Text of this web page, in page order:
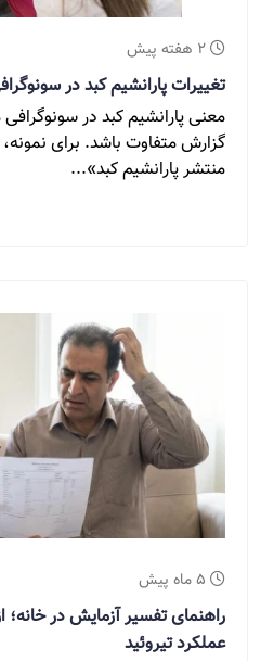
2 هفته پیش
تغییرات پارانشیم کبد در
معنی پارانشیم کبد در
گزارش متفاوت باشد. برای
منتشر پارانشیم کبد»...
5 ماه پیش
راهنمای تفسیر آزمایش در
عملکرد تیروئید